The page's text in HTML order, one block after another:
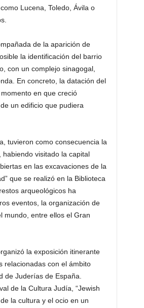
Lucena, Toledo, Ávila o
de la aparición de
la identificación del barrio
con un complejo sinagogal,
En concreto, la datación del
en que creció
un edificio que pudiera
tuvieron como consecuencia la
habiendo visitado la capital
en las excavaciones de la
que se realizó en la Biblioteca
arqueológicos ha
eventos, la organización de
mundo, entre ellos el Gran
la exposición itinerante
relacionadas con el ámbito
de Juderías de España.
de la Cultura Judía, “Jewish
la cultura y el ocio en un